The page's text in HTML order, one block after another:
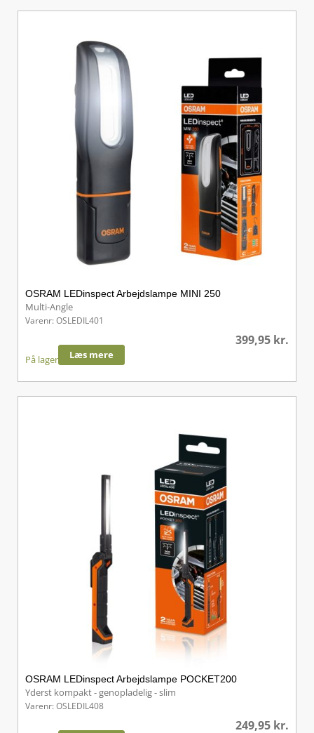
OSRAM LEDinspect Arbejdslampe MINI 250
Multi-Angle
Varenr: OSLEDIL401
399,95 kr.
På lager Læs mere
OSRAM LEDinspect Arbejdslampe POCKET200
Yderst kompakt - genopladelig - slim
Varenr: OSLEDIL408
249,95 kr.